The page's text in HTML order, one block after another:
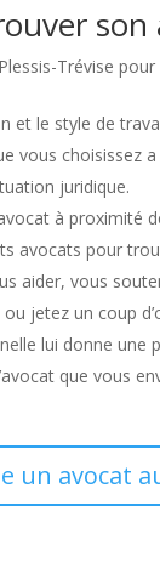
son
Trévise
le style de
vous
juridique.
à
avocats pour
aider, vous
jetez un coup
lui donne
que vous
un avocat